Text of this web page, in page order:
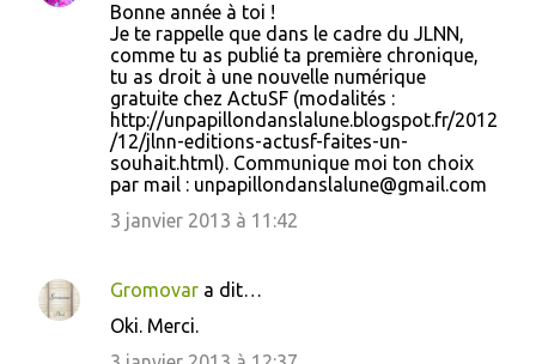
Bonne année à toi !
Je te rappelle que dans le cadre du JLNN,
comme tu as publié ta première chronique,
tu as droit à une nouvelle numérique
gratuite chez ActuSF (modalités :
http://unpapillondanslalune.blogspot.fr/2012
/12/jlnn-editions-actusf-faites-un-
souhait.html). Communique moi ton choix
par mail : unpapillondanslalune@gmail.com
3 janvier 2013 à 11:42
Gromovar a dit…
Oki. Merci.